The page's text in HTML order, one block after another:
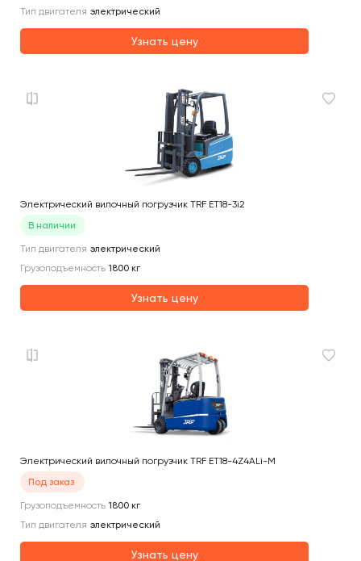
Тип двигателя электрический
Узнать цену
Электрический вилочный погрузчик TRF ET18-3i2
В наличии
Тип двигателя электрический
Грузоподъемность 1800 кг
Узнать цену
Электрический вилочный погрузчик TRF ET18-4Z4ALi-M
Под заказ
Грузоподъемность 1800 кг
Тип двигателя электрический
Узнать цену